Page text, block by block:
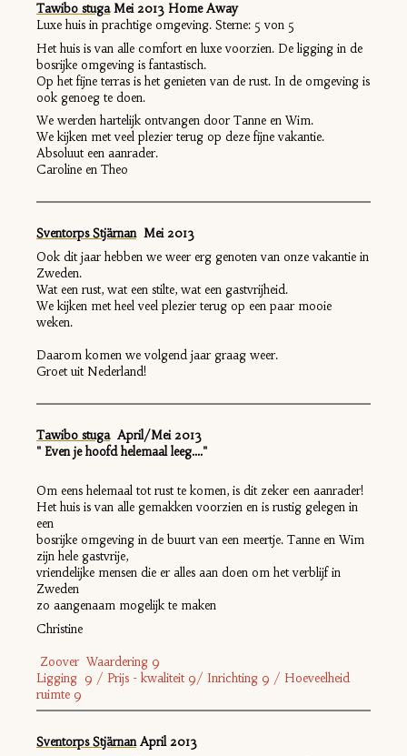
Tawibo stuga Mei 2013 Home Away
Luxe huis in prachtige omgeving. Sterne: 5 von 5
Het huis is van alle comfort en luxe voorzien. De ligging in de
bosrijke omgeving is fantastisch.
Op het fijne terras is het genieten van de rust. In de omgeving is
ook genoeg te doen.
We werden hartelijk ontvangen door Tanne en Wim.
We kijken met veel plezier terug op deze fijne vakantie.
Absoluut een aanrader.
Caroline en Theo
Sventorps Stjärnan Mei 2013
Ook dit jaar hebben we weer erg genoten van onze vakantie in
Zweden.
Wat een rust, wat een stilte, wat een gastvrijheid.
We kijken met heel veel plezier terug op een paar mooie
weken.
Daarom komen we volgend jaar graag weer.
Groet uit Nederland!
Tawibo stuga April/Mei 2013
" Even je hoofd helemaal leeg...."
Om eens helemaal tot rust te komen, is dit zeker een aanrader!
Het huis is van alle gemakken voorzien en is rustig gelegen in
een
bosrijke omgeving in de buurt van een meertje. Tanne en Wim
zijn hele gastvrije,
vriendelijke mensen die er alles aan doen om het verblijf in
Zweden
zo aangenaam mogelijk te maken
Christine
Zoover Waardering 9
Ligging 9 / Prijs - kwaliteit 9/ Inrichting 9 / Hoeveelheid
ruimte 9
Sventorps Stjärnan April 2013